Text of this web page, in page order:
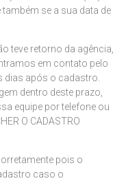
se a sua data de
teve retorno da agência,
em contato pelo
dias após o cadastro.
dentro deste prazo,
equipe por telefone ou
O CADASTRO
pois o
caso o